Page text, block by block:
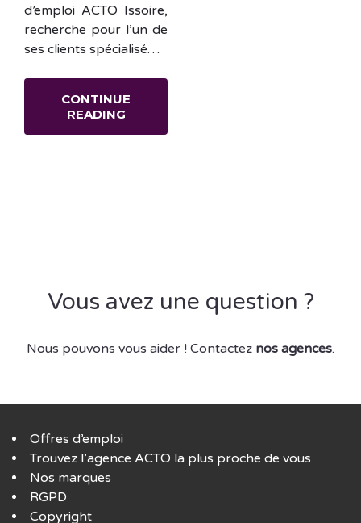
d’emploi ACTO Issoire,
recherche pour l’un de
ses clients spécialisé…
CONTINUE
READING
Vous avez une question ?
Nous pouvons vous aider ! Contactez nos agences.
Offres d’emploi
Trouvez l’agence ACTO la plus proche de vous
Nos marques
RGPD
Copyright